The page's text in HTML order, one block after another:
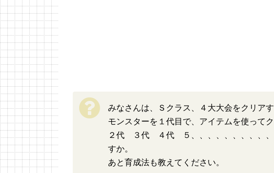
みなさんは、Ｓクラス、４大大会をクリア
モンスターを１代目で、アイテムを使って
２代 ３代 ４代 ５、、、、、、、、、、
すか。
あと育成法も教えてください。